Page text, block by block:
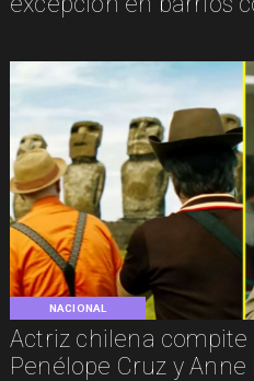
NACIONAL
Actriz chilena compite
Penélope Cruz y